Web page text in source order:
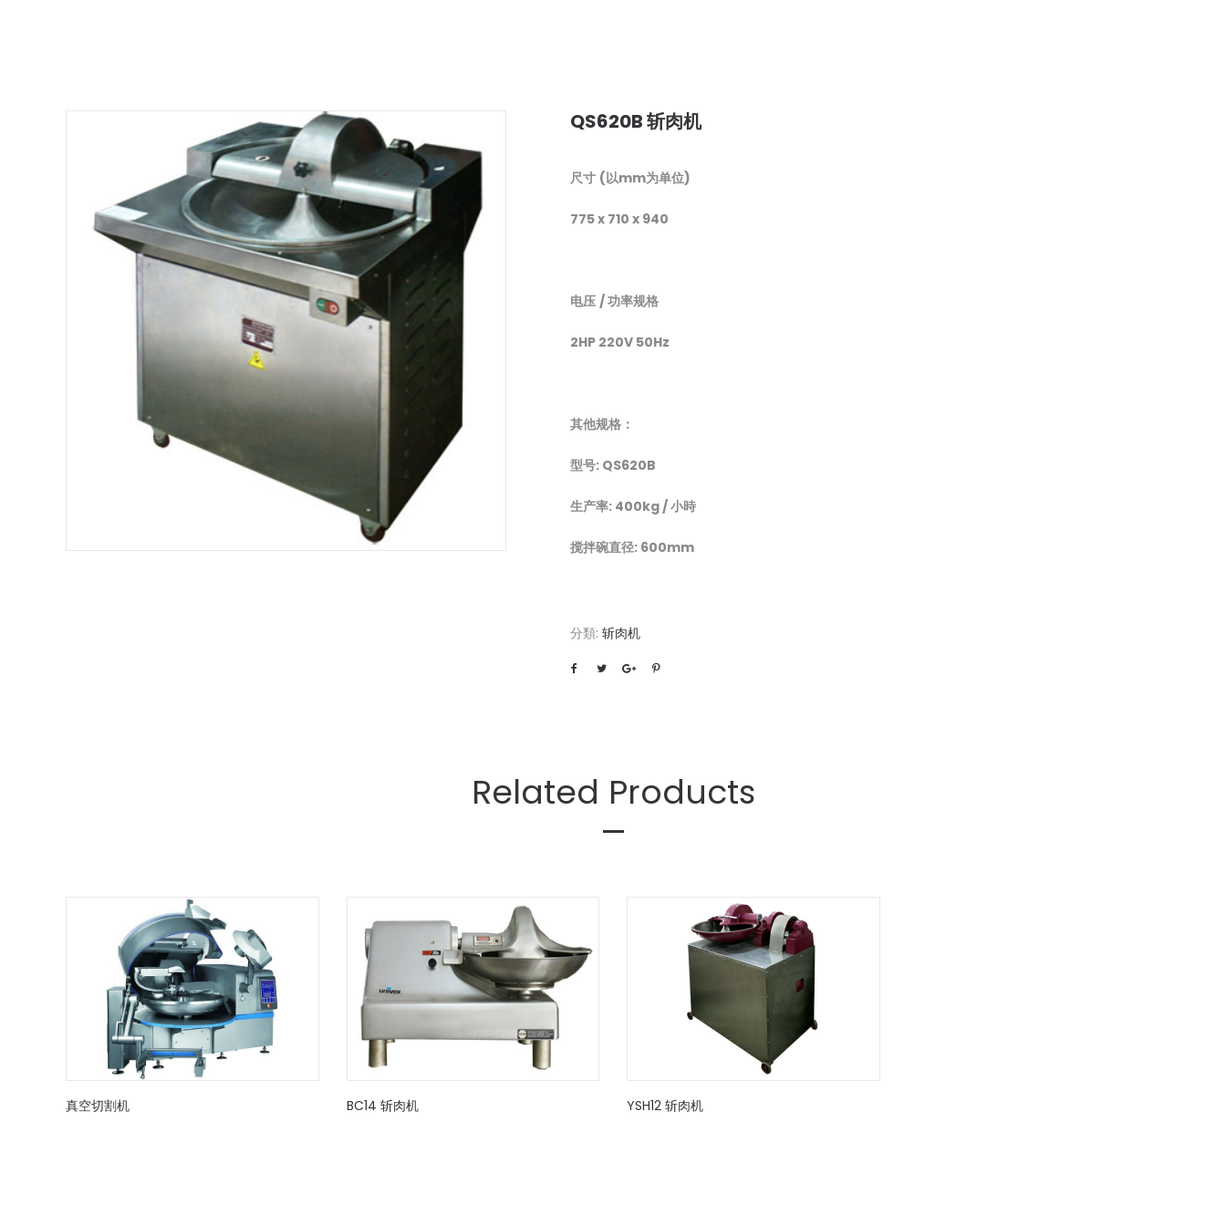
QS620B 斩肉机
尺寸 (以mm为单位)
775 x 710 x 940
电压 /功率规格
2HP 220V 50Hz
其他规格：
型号: QS620B
生产率: 400kg /小時
搅拌碗直径: 600mm
分類: 斩肉机
Related Products
真空切割机 BC14 斩肉机 YSH12 斩肉机